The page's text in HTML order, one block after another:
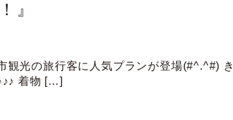
』
観光の旅行客に人気プランが登場(#^.^#) き
着物 […]